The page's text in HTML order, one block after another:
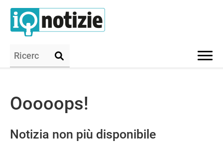
Ooooops!
Notizia non più disponibile